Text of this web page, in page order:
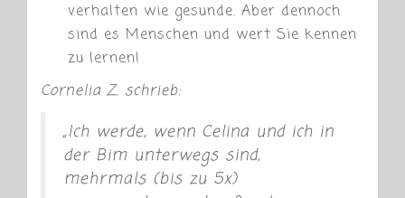
verhalten wie gesunde. Aber dennoch
sind es Menschen und wert Sie kennen
zu lernen!
Cornelia Z. schrieb:
„Ich werde, wenn Celina und ich in
der Bim unterwegs sind,
mehrmals (bis zu 5x)